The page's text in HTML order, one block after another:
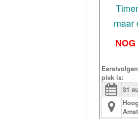
maar
plek is:
31